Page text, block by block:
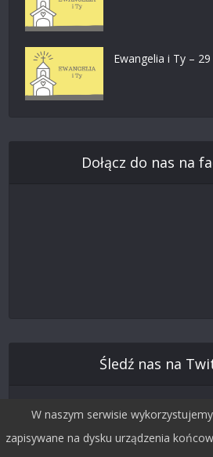
Ewangelia i Ty –
Dołącz do nas na
Śledź nas na
W naszym serwisie
zapisywane na dysku urządzenia